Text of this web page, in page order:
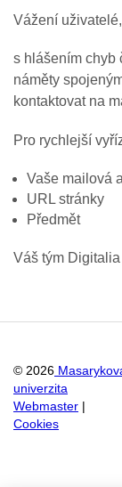
Vážení uživatelé,
s hlášením chyb
náměty
kontaktovat na
Pro rychlejší
Vaše mailová
URL stránky
Předmět
Váš tým Digitalia
© 2026
univerzita
Webmaster |
Cookies